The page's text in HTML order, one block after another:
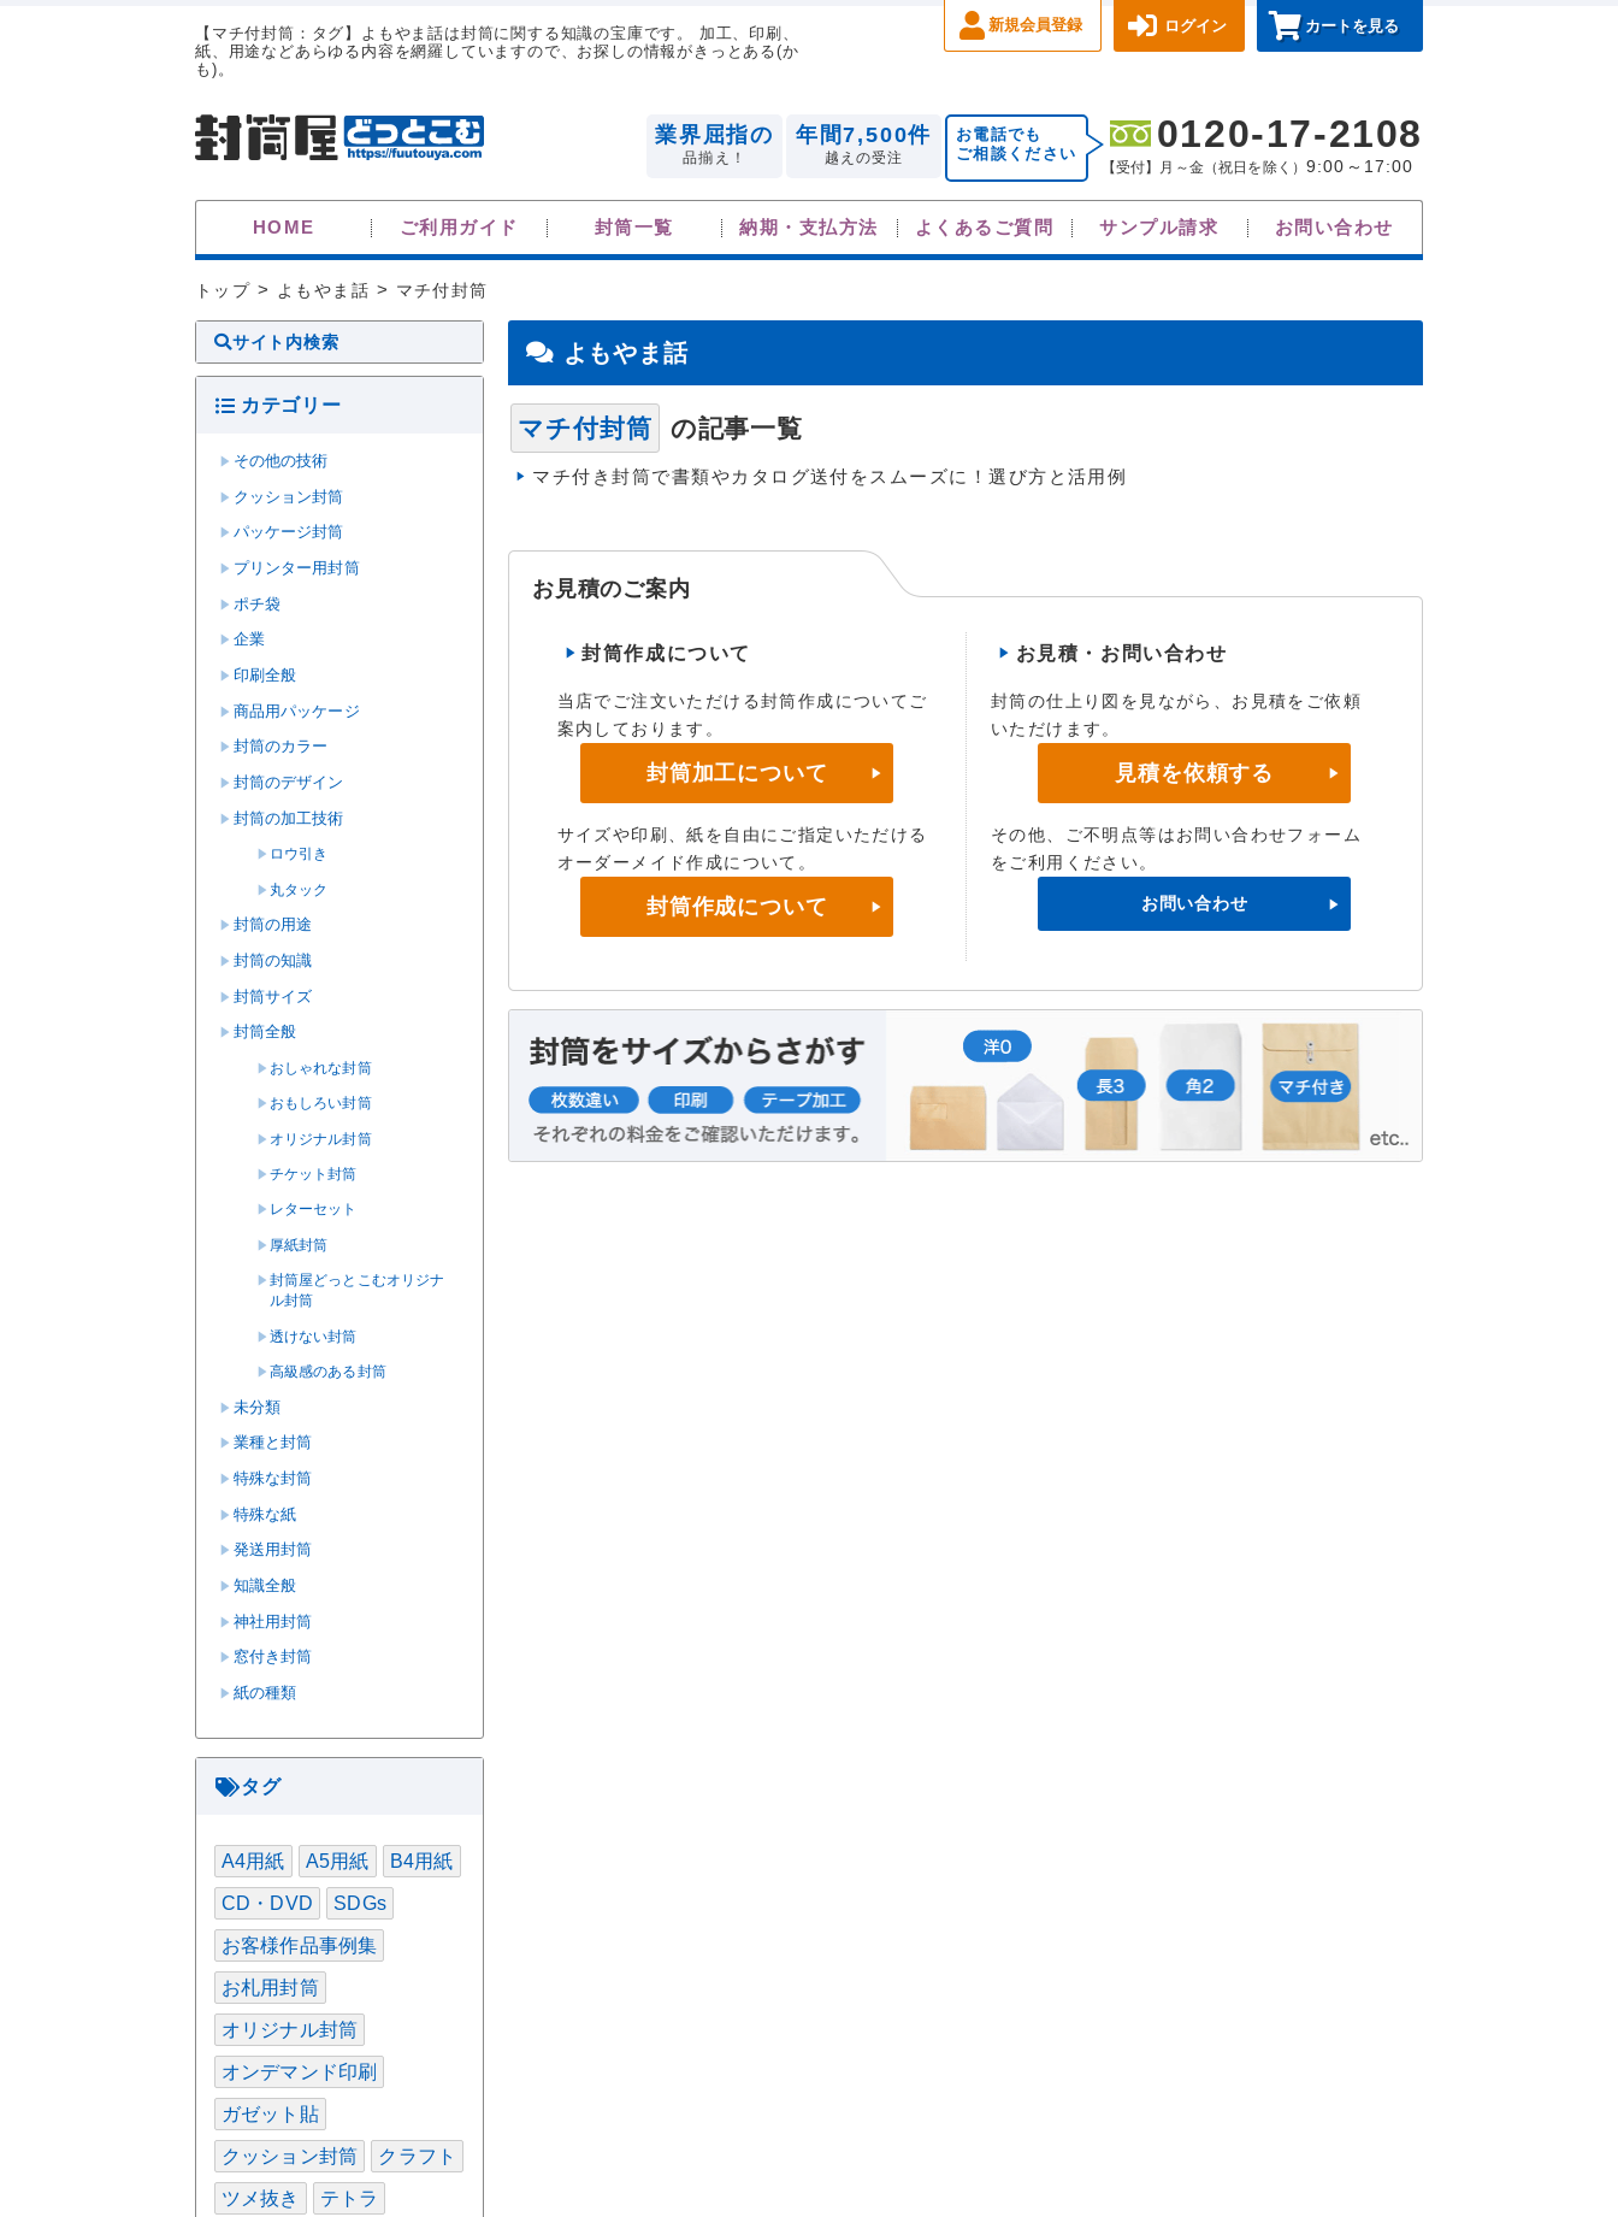
【マチ付封筒：タグ】よもやま話は封筒に関する知識の宝庫です。 加工、印刷、
紙、用途などあらゆる内容を網羅していますので、お探しの情報がきっとある(か
も)。
新規会員登録 ログイン カートを見る
業界屈指の
品揃え！
年間7,500件
越えの受注
お電話でも
ご相談ください
0120-17-2108
【受付】月～金（祝日を除く）9:00～17:00
HOME ご利用ガイド 封筒一覧 納期・支払方法 よくあるご質問 サンプル請求 お問い合わせ
トップ > よもやま話 > マチ付封筒
よもやま話
マチ付封筒 の記事一覧
マチ付き封筒で書類やカタログ送付をスムーズに！選び方と活用例
お見積のご案内
封筒作成について
当店でご注文いただける封筒作成についてご
案内しております。
封筒加工について
サイズや印刷、紙を自由にご指定いただける
オーダーメイド作成について。
封筒作成について
お見積・お問い合わせ
封筒の仕上り図を見ながら、お見積をご依頼
いただけます。
見積を依頼する
その他、ご不明点等はお問い合わせフォーム
をご利用ください。
お問い合わせ
サイト内検索
カテゴリー
その他の技術
クッション封筒
パッケージ封筒
プリンター用封筒
ポチ袋
企業
印刷全般
商品用パッケージ
封筒のカラー
封筒のデザイン
封筒の加工技術
ロウ引き
丸タック
封筒の用途
封筒の知識
封筒サイズ
封筒全般
おしゃれな封筒
おもしろい封筒
オリジナル封筒
チケット封筒
レターセット
厚紙封筒
封筒屋どっとこむオリジナ
ル封筒
透けない封筒
高級感のある封筒
未分類
業種と封筒
特殊な封筒
特殊な紙
発送用封筒
知識全般
神社用封筒
窓付き封筒
紙の種類
タグ
A4用紙 A5用紙 B4用紙
CD・DVD SDGs
お客様作品事例集
お札用封筒
オリジナル封筒
オンデマンド印刷
ガゼット貼
クッション封筒 クラフト
ツメ抜き テトラ